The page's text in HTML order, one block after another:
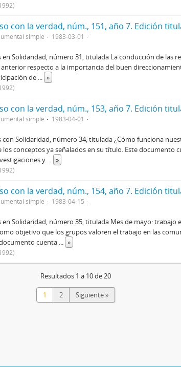
simple
1983-03-01
Solidaridad, número 31, titulada La conducción de las
respecto a la importancia del buen
de ... »
simple
1983-04-01
Solidaridad, número 34, titulada ¿Cómo funciona
conceptos ya señalados en su título. Este documento
y ... »
simple
1983-04-15
Solidaridad, número 35, titulada Mes de mayo: trabajo
objetivo que los grupos valoren el trabajo en las
cuenta ... »
Resultados 1 a 10 de 20
1 2 Siguiente »